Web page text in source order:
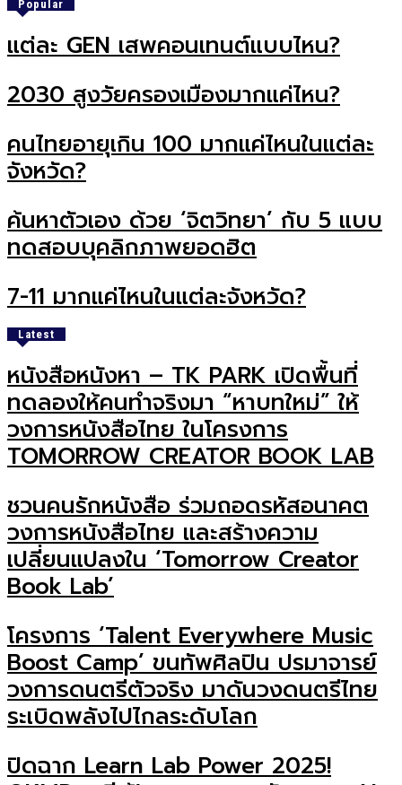
Popular
แต่ละ GEN เสพคอนเทนต์แบบไหน?
2030 สูงวัยครองเมืองมากแค่ไหน?
คนไทยอายุเกิน 100 มากแค่ไหนในแต่ละ
จังหวัด?
ค้นหาตัวเอง ด้วย ‘จิตวิทยา’ กับ 5 แบบ
ทดสอบบุคลิกภาพยอดฮิต
7-11 มากแค่ไหนในแต่ละจังหวัด?
Latest
หนังสือหนังหา – TK PARK เปิดพื้นที่
ทดลองให้คนทำจริงมา “หาบทใหม่” ให้
วงการหนังสือไทย ในโครงการ
TOMORROW CREATOR BOOK LAB
ชวนคนรักหนังสือ ร่วมถอดรหัสอนาคต
วงการหนังสือไทย และสร้างความ
เปลี่ยนแปลงใน ‘Tomorrow Creator
Book Lab’
โครงการ ‘Talent Everywhere Music
Boost Camp’ ขนทัพศิลปิน ปรมาจารย์
วงการดนตรีตัวจริง มาดันวงดนตรีไทย
ระเบิดพลังไปไกลระดับโลก
ปิดฉาก Learn Lab Power 2025!